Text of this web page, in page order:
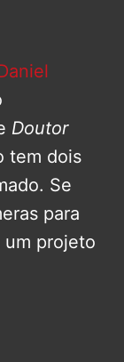
Doutor
tem dois
Se
para
um projeto